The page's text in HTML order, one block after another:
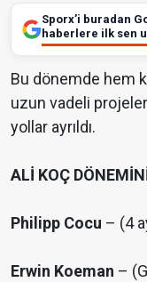
Sporx’i buradan
haberlere ilk sen
Bu dönemde hem
uzun vadeli
yollar ayrıldı.
ALİ KOÇ
Philipp Cocu – (4
Erwin Koeman –